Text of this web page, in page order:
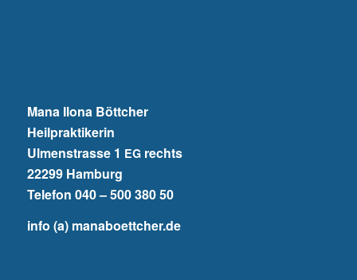
Mana Ilona Böttcher
Heil­prak­ti­ke­rin
Ulmen­stras­se 1 EGrechts
22299 Ham­burg
Tele­fon 040 – 500 380 50
info (a) manaboettcher.de